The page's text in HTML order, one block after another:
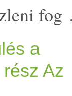
nehéz
kat,
a
Az